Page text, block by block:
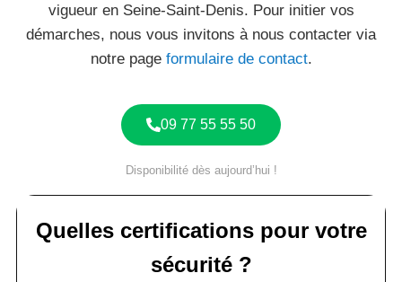
vigueur en Seine-Saint-Denis. Pour initier vos
démarches, nous vous invitons à nous contacter via
notre page formulaire de contact.
09 77 55 55 50
Disponibilité dès aujourd’hui !
Quelles certifications pour votre
sécurité ?